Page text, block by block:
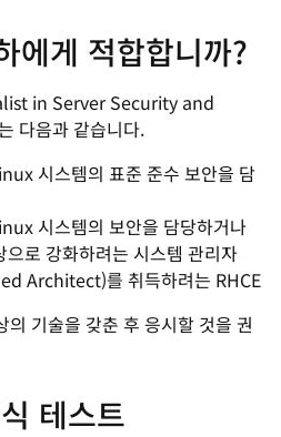
에게 적합합니까?
in Server Security and
다음과 같습니다.
시스템의 표준 준수 보안을 담
시스템의 보안을 담당하거나
로 강화하려는 시스템 관리자
Architect)를 취득하려는 RHCE
의 기술을 갖춘 후 응시할 것을 권
테스트